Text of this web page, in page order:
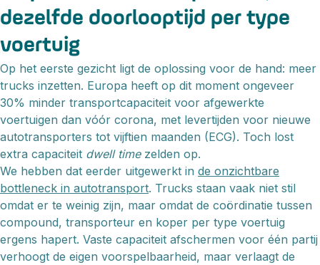
dezelfde doorlooptijd per type
voertuig
Op het eerste gezicht ligt de oplossing voor de hand: meer
trucks inzetten. Europa heeft op dit moment ongeveer
30% minder transportcapaciteit voor afgewerkte
voertuigen dan vóór corona, met levertijden voor nieuwe
autotransporters tot vijftien maanden (ECG). Toch lost
extra capaciteit dwell timezelden op.
We hebben dat eerder uitgewerkt in de onzichtbare
bottleneck in autotransport. Trucks staan vaak niet stil
omdat er te weinig zijn, maar omdat de coördinatie tussen
compound, transporteur en koper per type voertuig
ergens hapert. Vaste capaciteit afschermen voor één partij
verhoogt de eigen voorspelbaarheid, maar verlaagt de